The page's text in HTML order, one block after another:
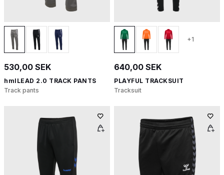
530,00 SEK
hmlLEAD 2.0 TRACK PANTS
Track pants
+1
640,00 SEK
PLAYFUL TRACKSUIT
Tracksuit